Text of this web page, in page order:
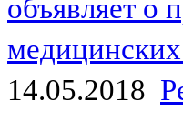
объявляет о
14.05.2018